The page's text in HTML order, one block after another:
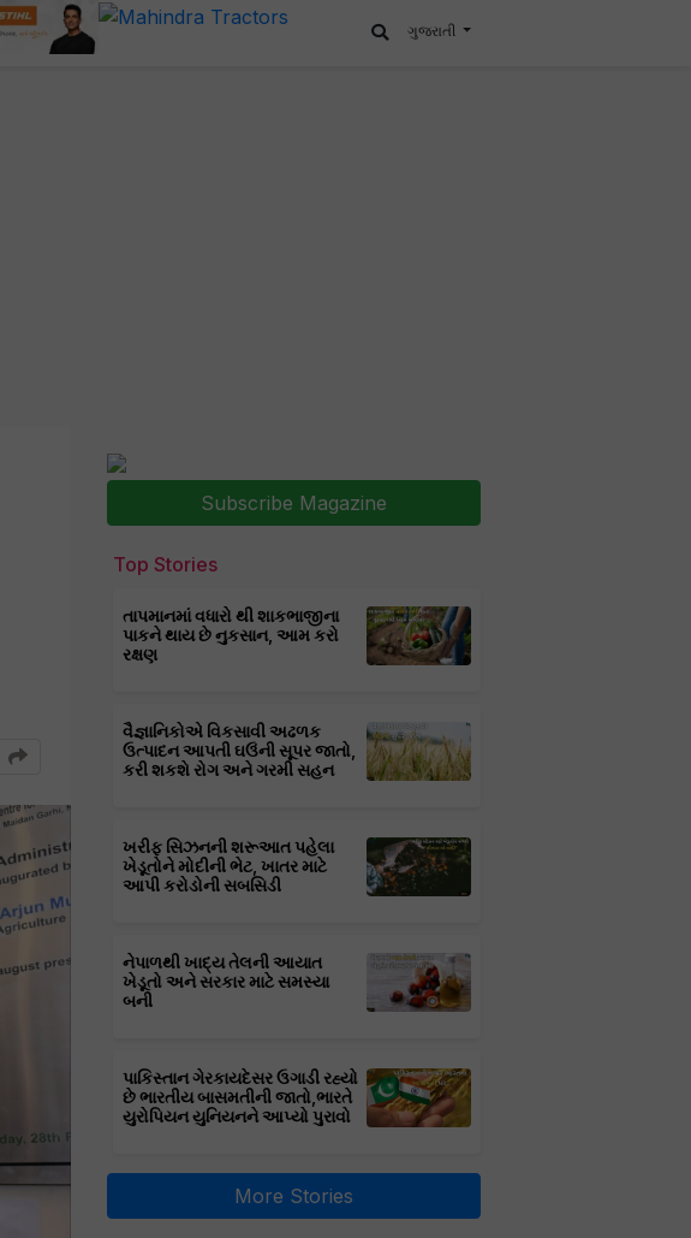
ગુજરાતી
Subscribe Magazine
Top Stories
તાપમાનમાં વધારો થી શાકભાજીના
પાકને થાય છે નુકસાન, આમ કરો
રક્ષણ
વૈજ્ઞાનિકોએ વિકસાવી અઢળક
ઉત્પાદન આપતી ઘઉંની સૂપર જાતો,
કરી શકશે રોગ અને ગરમી સહન
ખરીફ સિઝનની શરૂઆત પહેલા
ખેડૂતોને મોદીની ભેટ, ખાતર માટે
આપી કરોડોની સબસિડી
નેપાળથી ખાદ્ય તેલની આયાત
ખેડૂતો અને સરકાર માટે સમસ્યા
બની
પાકિસ્તાન ગેરકાયદેસર ઉગાડી રહ્યો
છે ભારતીય બાસમતીની જાતો,ભારતે
યુરોપિયન યુનિયનને આપ્યો પુરાવો
More Stories